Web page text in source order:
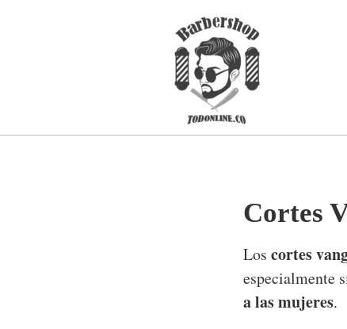
Cortes
Los cortes
especialmente
a las mujeres.